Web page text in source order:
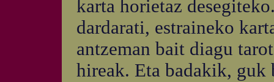
karta horietaz
dardarati, estraineko
antzeman bait diagu
hireak. Eta badakik, guk